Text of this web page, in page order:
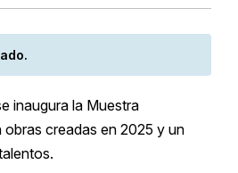
inaugura la Muestra
creadas en 2025 y un